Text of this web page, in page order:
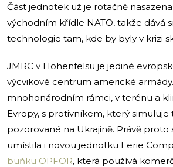
Část jednotek už je rotačně
východním křídle NATO, takže dává
technologie tam, kde by byly v krizi
JMRC v Hohenfelsu je jediné
výcvikové centrum americké
mnohonárodním rámci, v terénu a
Evropy, s protivníkem, který simuluje
pozorované na Ukrajině. Právě proto
umístila i novou jednotku Eerie
buňku OPFOR, která používá